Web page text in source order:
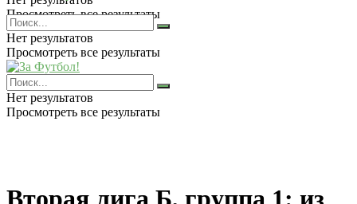
Просмотреть все результаты
Нет результатов
Просмотреть все результаты
Нет результатов
Просмотреть все результаты